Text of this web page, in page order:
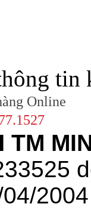
tin
Online
TM
2004